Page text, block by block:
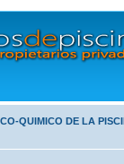
QUIMICO DE LA